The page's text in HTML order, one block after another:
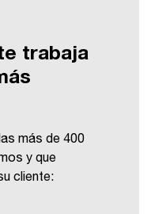
trabaja
más de 400
y que
cliente: